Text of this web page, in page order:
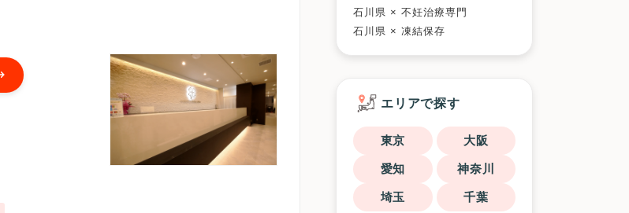
石川県 × 不妊治療専門
石川県 × 凍結保存
エリアで探す
東京 大阪
愛知 神奈川
埼玉 千葉